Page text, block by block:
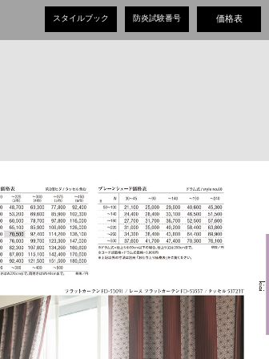
スタイルブック 価格表
防炎試験番号